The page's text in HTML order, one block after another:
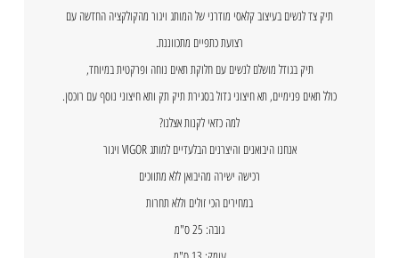
תיק צד לנשים בעיצוב קלאסי מודרני של המותג ויגור מהקולקציה החדשה עם
רצועת כתפיים מתכווננת.
תיק בגודל מושלם לנשים עם חלוקת תאים נוחה ופרקטית במיוחד,
כולל תאים פנימיים, תא חיצוני גדול בסגירת תיק תק ותא חיצוני נוסף עם רוכסן.
למה כדאי לקנות אצלנו?
אנחנו היבואנים והיצרנים הבלעדיים למותג VIGOR ויגור
רכישה ישירה מהיבואן ללא מתווכים
במחירים הכי זולים וללא תחרות
גובה: 25 ס"מ